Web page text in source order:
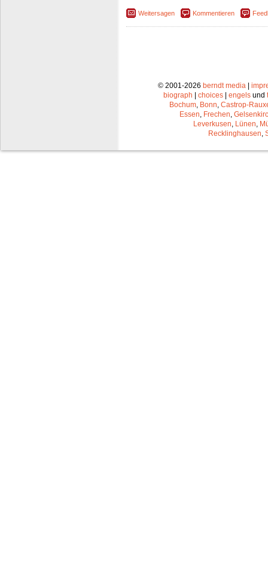
Weitersagen Kommentieren
© 2001-2026 berndt media|
biograph
choices engels und
Bochum, Bonn, Castrop-
Essen, Frechen,
Leverkusen, Lünen,
Recklinghausen,